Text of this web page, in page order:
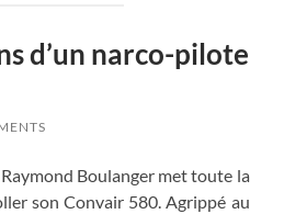
d’un narco-pilote
Boulanger met toute la
son Convair 580. Agrippé au